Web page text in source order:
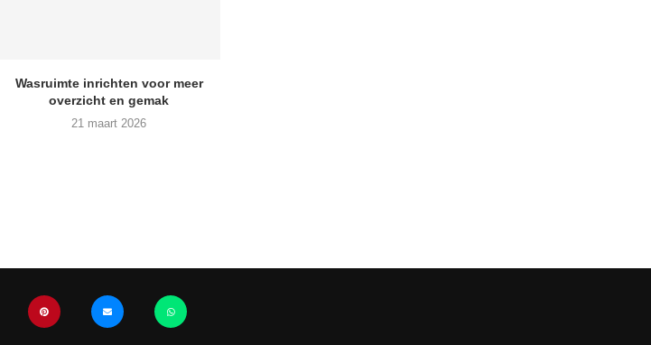
Wasruimte inrichten voor meer
overzicht en gemak
21 maart 2026